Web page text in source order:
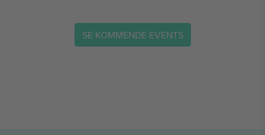
SE KOMMENDE EVENTS